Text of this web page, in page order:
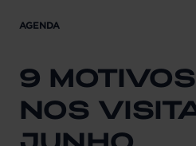
AGENDA
9
NOS